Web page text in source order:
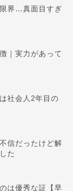
界…真面目すぎ
｜実力があって
社会人2年目の
信だったけど解
た
は優秀な証【早